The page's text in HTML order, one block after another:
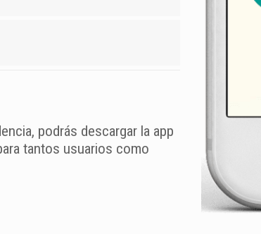
podrás descargar la app
tantos usuarios como